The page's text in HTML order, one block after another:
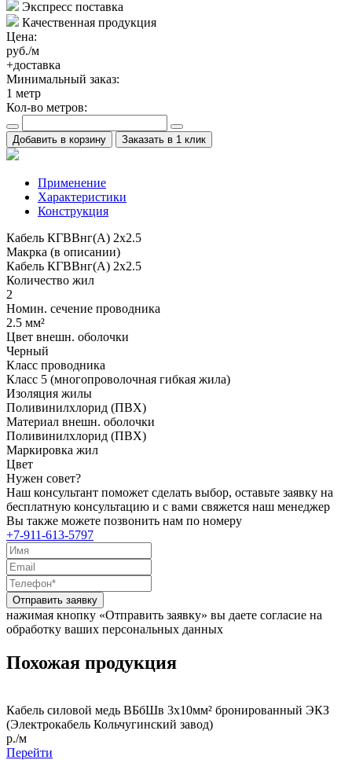
Экспресс поставка
Качественная продукция
Цена:
руб./м
+доставка
Минимальный заказ:
1 метр
Кол-во метров:
Добавить в корзину Заказать в 1 клик
Применение
Характеристики
Конструкция
Кабель КГВВнг(А) 2х2.5
Макрка (в описании)
Кабель КГВВнг(А) 2х2.5
Количество жил
2
Номин. сечение проводника
2.5 мм²
Цвет внешн. оболочки
Черный
Класс проводника
Класс 5 (многопроволочная гибкая жила)
Изоляция жилы
Поливинилхлорид (ПВХ)
Материал внешн. оболочки
Поливинилхлорид (ПВХ)
Маркировка жил
Цвет
Нужен совет?
Наш консультант поможет сделать выбор, оставьте заявку на
бесплатную консультацию и с вами свяжется наш менеджер
Вы также можете позвонить нам по номеру
+7-911-613-5797
Отправить заявку
нажимая кнопку «Отправить заявку» вы даете согласие на
обработку ваших персональных данных
Похожая продукция
Кабель силовой медь ВБбШв 3x10мм² бронированный ЭКЗ
(Электрокабель Кольчугинский завод)
р./м
Перейти